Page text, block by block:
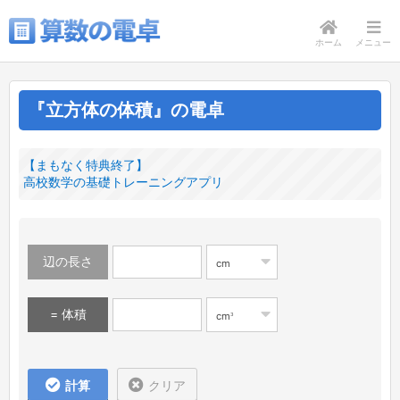
ホーム メニュー
『立方体の体積』の電卓
【まもなく特典終了】
高校数学の基礎トレーニングアプリ
辺の長さ cm
= 体積 cm 3
計算 クリア